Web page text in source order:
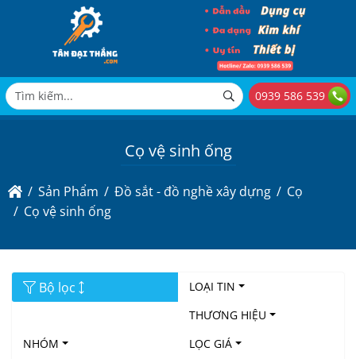
0939 586 539
Cọ vệ sinh ống
Sản Phẩm Đồ sắt - đồ nghề xây dựng
Cọ
Cọ vệ sinh ống
Bộ lọc
LOẠI TIN
THƯƠNG HIỆU
NHÓM
LỌC GIÁ